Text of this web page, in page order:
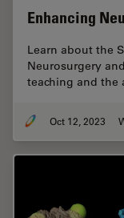
Enhancing
Learn about the
Neurosurgery
teaching and the
Oct 12, 2023